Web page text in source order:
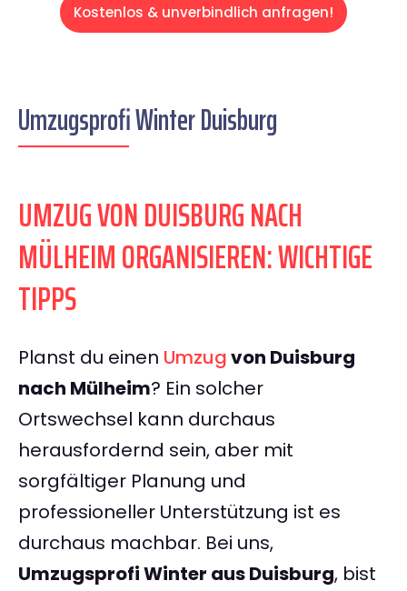
Kostenlos & unverbindlich anfragen!
Umzugsprofi Winter Duisburg
UMZUG VON DUISBURG NACH
MÜLHEIM ORGANISIEREN: WICHTIGE
TIPPS
Planst du einen Umzugvon Duisburg
nach Mülheim? Ein solcher
Ortswechsel kann durchaus
herausfordernd sein, aber mit
sorgfältiger Planung und
professioneller Unterstützung ist es
durchaus machbar. Bei uns,
Umzugsprofi Winter aus Duisburg, bist